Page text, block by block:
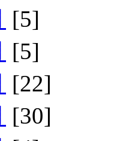
[5]
[5]
[22]
[30]